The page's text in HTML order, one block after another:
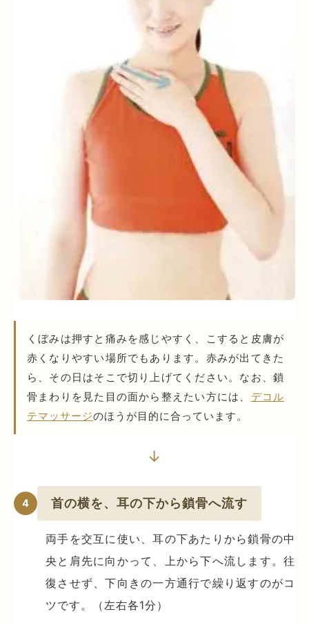
くぼみは押すと痛みを感じやすく、こすると皮膚が
赤くなりやすい場所でもあります。赤みが出てきた
ら、その日はそこで切り上げてください。なお、鎖
骨まわりを見た目の面から整えたい方には、 デコル
テマッサージのほうが目的に合っています。
↓
4 首の横を、耳の下から鎖骨へ流す
両手を交互に使い、耳の下あたりから鎖骨の中
央と肩先に向かって、上から下へ流します。往
復させず、下向きの一方通行で繰り返すのがコ
ツです。（左右各1分）